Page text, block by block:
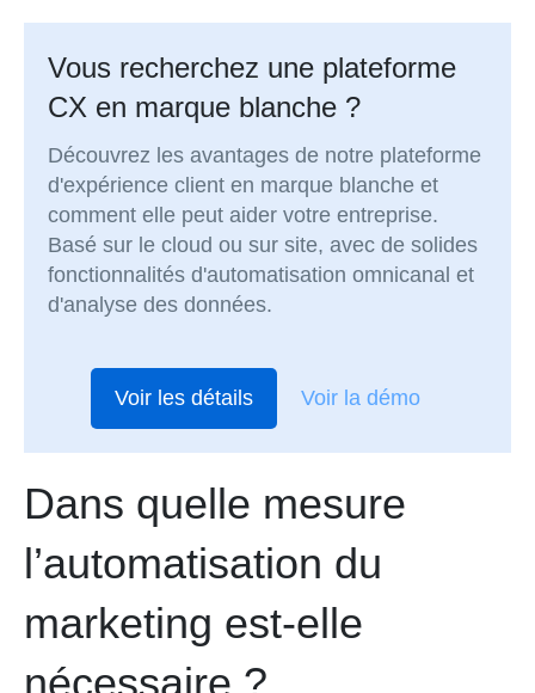
Vous recherchez une plateforme
CX en marque blanche ?
Découvrez les avantages de notre plateforme
d'expérience client en marque blanche et
comment elle peut aider votre entreprise.
Basé sur le cloud ou sur site, avec de solides
fonctionnalités d'automatisation omnicanal et
d'analyse des données.
Voir les détails Voir la démo
Dans quelle mesure
l’automatisation du
marketing est-elle
nécessaire ?